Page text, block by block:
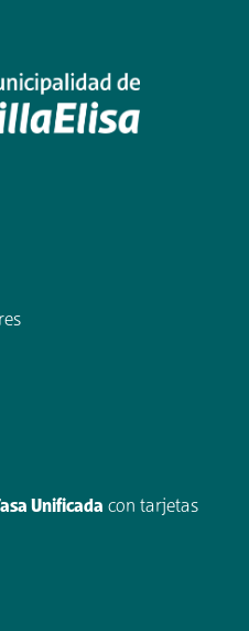
Unificada con tarjetas